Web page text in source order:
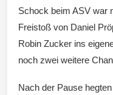
Schock beim ASV war
Freistoß von Daniel
Robin Zucker ins
noch zwei weitere
Nach der Pause